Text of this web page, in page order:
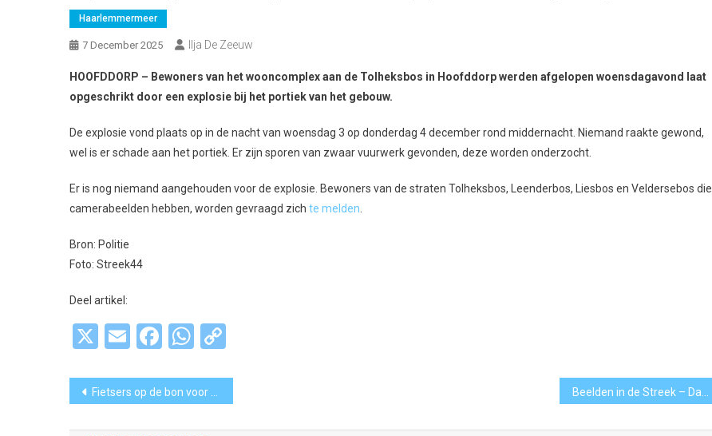
Haarlemmermeer
7 December 2025 Ilja De Zeeuw
HOOFDDORP – Bewoners van het wooncomplex aan de Tolheksbos in Hoofddorp werden afgelopen woensdagavond laat
opgeschrikt door een explosie bij het portiek van het gebouw.
De explosie vond plaats op in de nacht van woensdag 3 op donderdag 4 december rond middernacht. Niemand raakte gewond,
wel is er schade aan het portiek. Er zijn sporen van zwaar vuurwerk gevonden, deze worden onderzocht.
Er is nog niemand aangehouden voor de explosie. Bewoners van de straten Tolheksbos, Leenderbos, Liesbos en Veldersebos die
camerabeelden hebben, worden gevraagd zich te melden
Bron: Politie
Foto: Streek44
Deel artikel:
X EmailFacebook
WhatsApp
Bericht
navigatie
Fietsers op de bon voor rijden zonder licht in Haarlemmermeer